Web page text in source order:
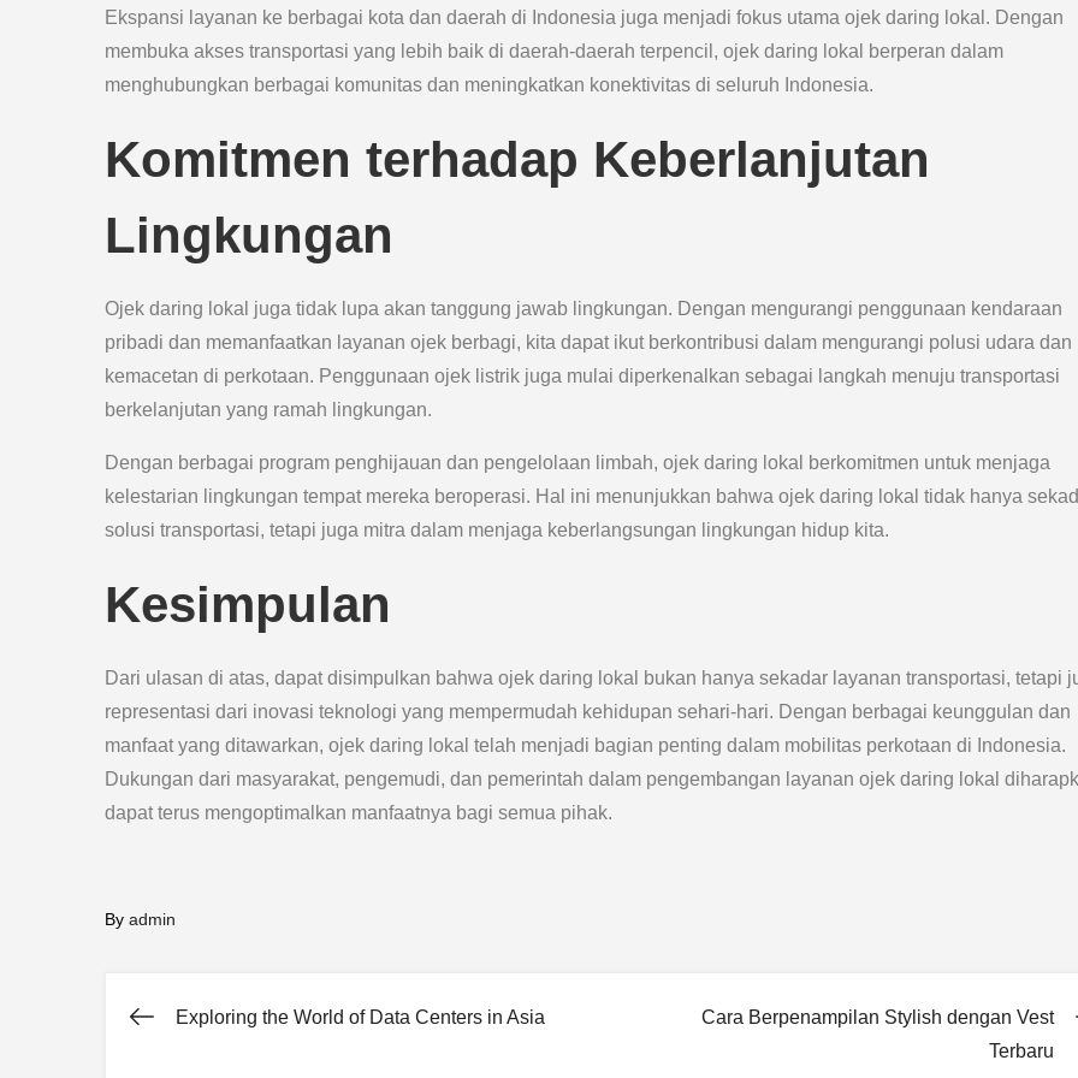
Ekspansi layanan ke berbagai kota dan daerah di Indonesia juga menjadi fokus utama ojek daring lokal. Dengan
membuka akses transportasi yang lebih baik di daerah-daerah terpencil, ojek daring lokal berperan dalam
menghubungkan berbagai komunitas dan meningkatkan konektivitas di seluruh Indonesia.
Komitmen terhadap Keberlanjutan
Lingkungan
Ojek daring lokal juga tidak lupa akan tanggung jawab lingkungan. Dengan mengurangi penggunaan kendaraan
pribadi dan memanfaatkan layanan ojek berbagi, kita dapat ikut berkontribusi dalam mengurangi polusi udara dan
kemacetan di perkotaan. Penggunaan ojek listrik juga mulai diperkenalkan sebagai langkah menuju transportasi
berkelanjutan yang ramah lingkungan.
Dengan berbagai program penghijauan dan pengelolaan limbah, ojek daring lokal berkomitmen untuk menjaga
kelestarian lingkungan tempat mereka beroperasi. Hal ini menunjukkan bahwa ojek daring lokal tidak hanya
solusi transportasi, tetapi juga mitra dalam menjaga keberlangsungan lingkungan hidup kita.
Kesimpulan
Dari ulasan di atas, dapat disimpulkan bahwa ojek daring lokal bukan hanya sekadar layanan transportasi, tetapi
representasi dari inovasi teknologi yang mempermudah kehidupan sehari-hari. Dengan berbagai keunggulan dan
manfaat yang ditawarkan, ojek daring lokal telah menjadi bagian penting dalam mobilitas perkotaan di Indonesia.
Dukungan dari masyarakat, pengemudi, dan pemerintah dalam pengembangan layanan ojek daring lokal
dapat terus mengoptimalkan manfaatnya bagi semua pihak.
By admin
Post
Exploring the World of Data Centers in Asia
Cara Berpenampilan Stylish dengan Vest
Terbaru